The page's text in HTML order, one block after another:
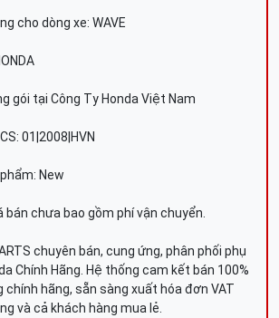
cho dòng xe: WAVE
gói tại Công Ty Honda Việt Nam
01|2008|HVN
New
bán chưa bao gồm phí vận chuyển.
chuyên bán, cung ứng, phân phối phụ
Chính Hãng. Hệ thống cam kết bán 100%
chính hãng, sẵn sàng xuất hóa đơn VAT
và cả khách hàng mua lẻ.